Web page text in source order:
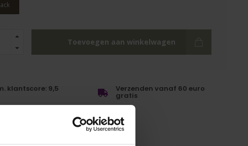
Toevoegen aan winkelwagen
klantscore: 9,5 Verzenden vanaf 60 euro
gratis
16:00 besteld, vandaag